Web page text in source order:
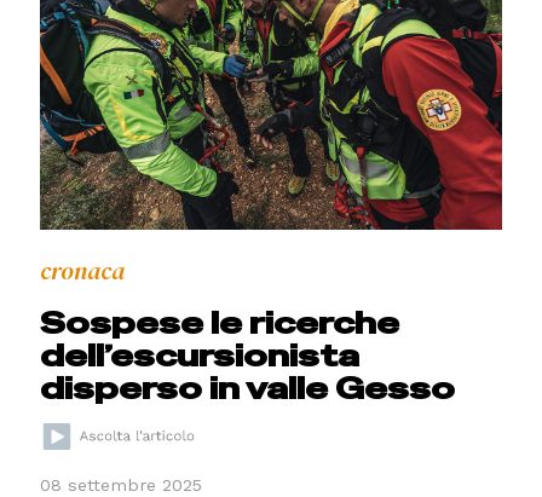
cronaca
Sospese le ricerche
dell’escursionista
disperso in valle Gesso
08 settembre 2025